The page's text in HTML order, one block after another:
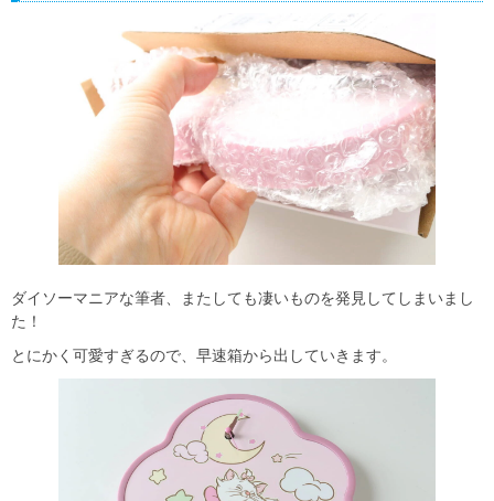
ダイソーマニアな筆者、またしても凄いものを発見してしまいまし
た！
とにかく可愛すぎるので、早速箱から出していきます。